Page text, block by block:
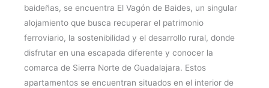
baideñas, se encuentra El Vagón de Baides, un singular
alojamiento que busca recuperar el patrimonio
ferroviario, la sostenibilidad y el desarrollo rural, donde
disfrutar en una escapada diferente y conocer la
comarca de Sierra Norte de Guadalajara. Estos
apartamentos se encuentran situados en el interior de